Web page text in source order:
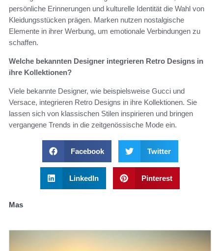
persönliche Erinnerungen und kulturelle Identität die Wahl von
Kleidungsstücken prägen. Marken nutzen nostalgische
Elemente in ihrer Werbung, um emotionale Verbindungen zu
schaffen.
Welche bekannten Designer integrieren Retro Designs in
ihre Kollektionen?
Viele bekannte Designer, wie beispielsweise Gucci und
Versace, integrieren Retro Designs in ihre Kollektionen. Sie
lassen sich von klassischen Stilen inspirieren und bringen
vergangene Trends in die zeitgenössische Mode ein.
Facebook Twitter
LinkedIn Pinterest
Mas